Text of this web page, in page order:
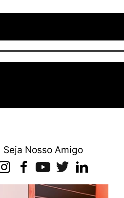
Seja Nosso Amigo